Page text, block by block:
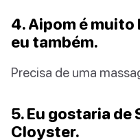
4. Aipom é muito
eu também.
Precisa de uma
5. Eu gostaria de
Cloyster.